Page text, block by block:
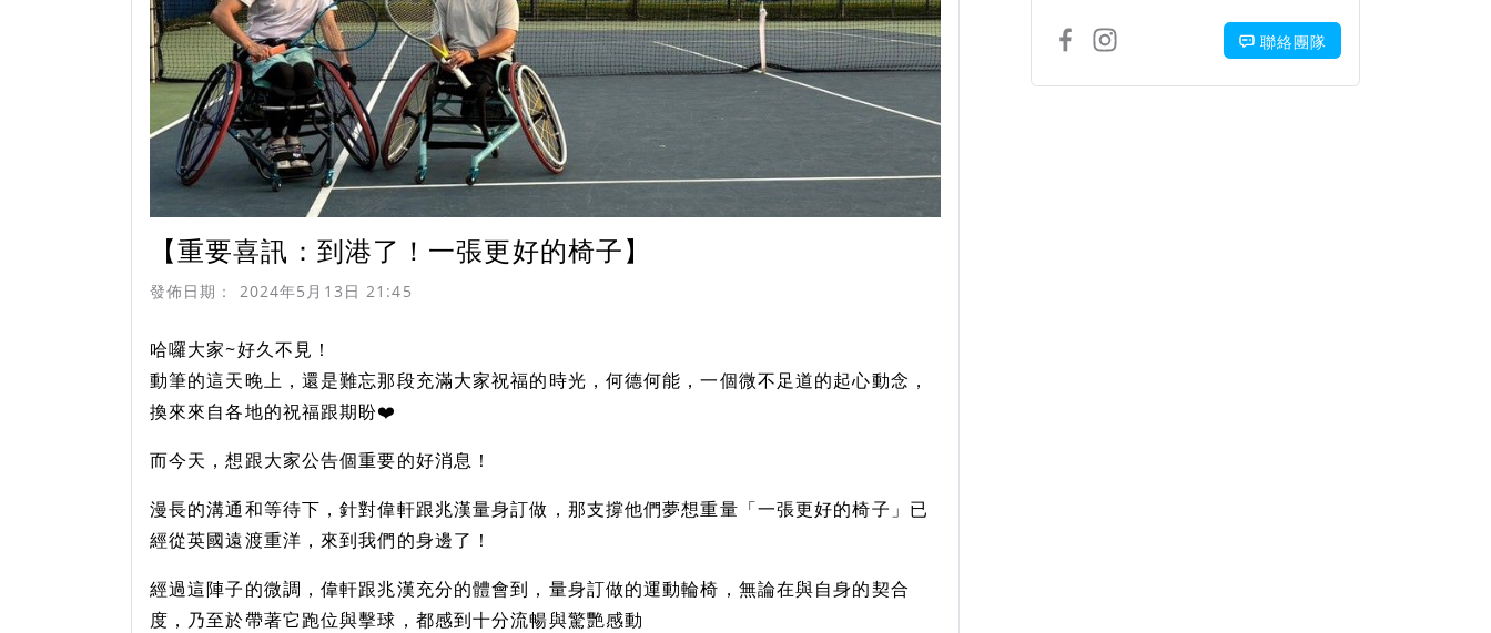
【重要喜訊：到港了！一張更好的椅子】
發佈日期： 2024年5月13日 21:45
哈囉大家~好久不見！
動筆的這天晚上，還是難忘那段充滿大家祝福的時光，何德何能，一個微不足道的起心動念，
換來來自各地的祝福跟期盼❤️
而今天，想跟大家公告個重要的好消息！
漫長的溝通和等待下，針對偉軒跟兆漢量身訂做，那支撐他們夢想重量「一張更好的椅子」已
經從英國遠渡重洋，來到我們的身邊了！
經過這陣子的微調，偉軒跟兆漢充分的體會到，量身訂做的運動輪椅，無論在與自身的契合
度，乃至於帶著它跑位與擊球，都感到十分流暢與驚艷感動
聯絡團隊